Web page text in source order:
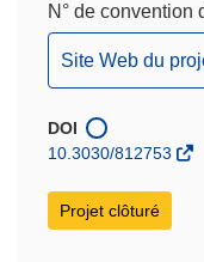
N° de convention
(s’ouvre
dans
une
nouvelle
Site Web du
DOI
10.3030/812753
Projet clôturé